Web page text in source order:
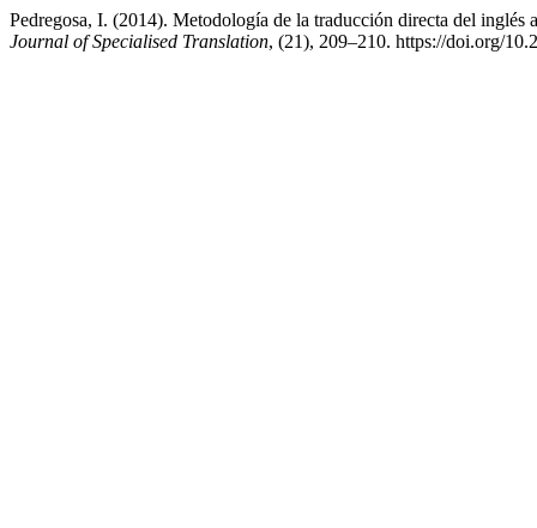
Pedregosa, I. (2014). Metodología de la traducción directa del
Journal of Specialised Translation, (21), 209–210. https://doi.org/